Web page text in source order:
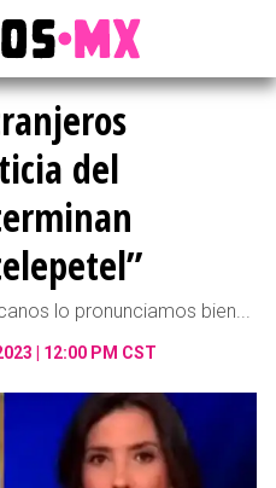
del
lo pronunciamos bien...
| 12:00 PM CST